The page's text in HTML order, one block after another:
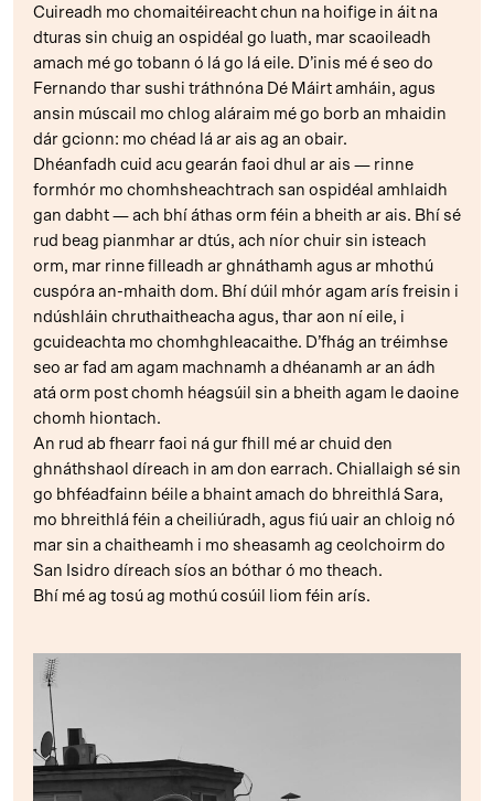
Cuireadh mo chomaitéireacht chun na hoifige in áit na
dturas sin chuig an ospidéal go luath, mar scaoileadh
amach mé go tobann ó lá go lá eile. D’inis mé é seo do
Fernando thar sushi tráthnóna Dé Máirt amháin, agus
ansin múscail mo chlog aláraim mé go borb an mhaidin
dár gcionn: mo chéad lá ar ais ag an obair.
Dhéanfadh cuid acu gearán faoi dhul ar ais — rinne
formhór mo chomhsheachtrach san ospidéal amhlaidh
gan dabht — ach bhí áthas orm féin a bheith ar ais. Bhí sé
rud beag pianmhar ar dtús, ach níor chuir sin isteach
orm, mar rinne filleadh ar ghnáthamh agus ar mhothú
cuspóra an-mhaith dom. Bhí dúil mhór agam arís freisin i
ndúshláin chruthaitheacha agus, thar aon ní eile, i
gcuideachta mo chomhghleacaithe. D’fhág an tréimhse
seo ar fad am agam machnamh a dhéanamh ar an ádh
atá orm post chomh héagsúil sin a bheith agam le daoine
chomh hiontach.
An rud ab fhearr faoi ná gur fhill mé ar chuid den
ghnáthshaol díreach in am don earrach. Chiallaigh sé sin
go bhféadfainn béile a bhaint amach do bhreithlá Sara,
mo bhreithlá féin a cheiliúradh, agus fiú uair an chloig nó
mar sin a chaitheamh i mo sheasamh ag ceolchoirm do
San Isidro díreach síos an bóthar ó mo theach.
Bhí mé ag tosú ag mothú cosúil liom féin arís.